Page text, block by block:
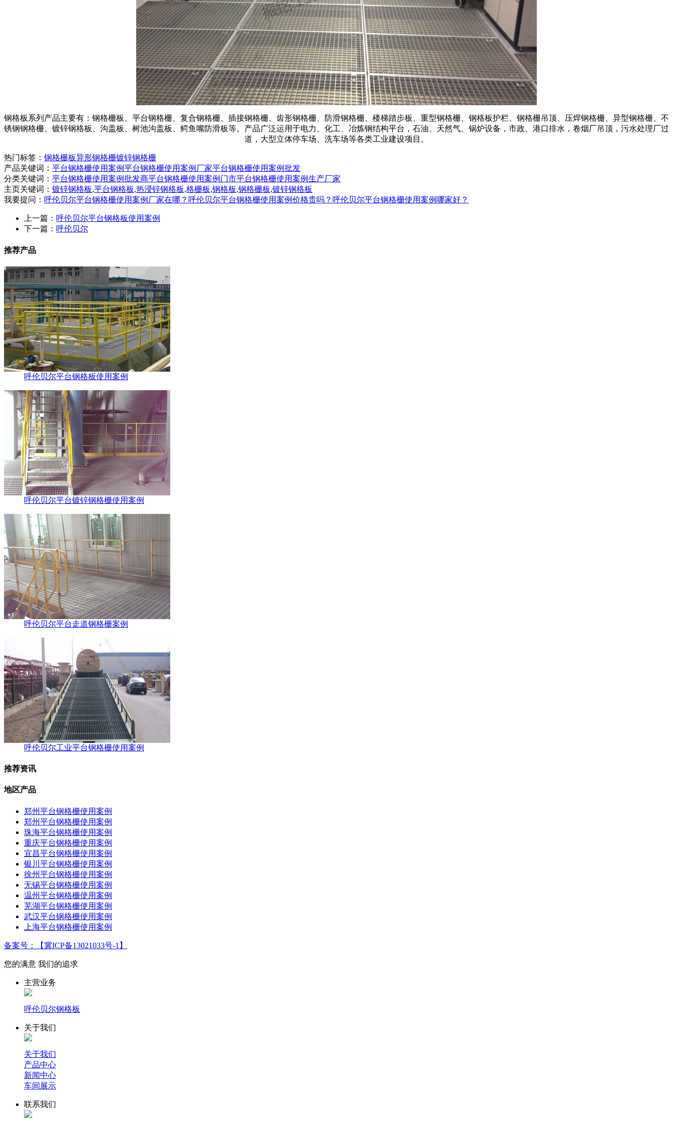
钢格板系列产品主要有：钢格栅板、平台钢格栅、复合钢格栅、插接钢格栅、齿形钢格栅、防滑钢格栅、楼梯踏步板、重型钢格栅、钢格板护栏、钢格栅吊顶、压焊钢格栅、异型钢格栅、不
锈钢钢格栅、镀锌钢格板、沟盖板、树池沟盖板、鳄鱼嘴防滑板等。产品广泛运用于电力、化工、冶炼钢结构平台，石油、天然气、锅炉设备，市政、港口排水，卷烟厂吊顶，污水处理厂过
道，大型立体停车场、洗车场等各类工业建设项目。
热门标签： 钢格栅板异形钢格栅镀锌钢格栅
产品关键词： 平台钢格栅使用案例平台钢格栅使用案例厂家平台钢格栅使用案例批发
分类关键词： 平台钢格栅使用案例批发商平台钢格栅使用案例门市平台钢格栅使用案例生产厂家
主页关键词： 镀锌钢格板,平台钢格板,热浸锌钢格板,格栅板,钢格板,钢格栅板,镀锌钢格板
我要提问： 呼伦贝尔平台钢格栅使用案例厂家在哪？ 呼伦贝尔平台钢格栅使用案例价格贵吗？ 呼伦贝尔平台钢格栅使用案例哪家好？
上一篇： 呼伦贝尔平台钢格板使用案例
下一篇： 呼伦贝尔
推荐产品
呼伦贝尔平台钢格板使用案例
呼伦贝尔平台镀锌钢格栅使用案例
呼伦贝尔平台走道钢格栅案例
呼伦贝尔工业平台钢格栅使用案例
推荐资讯
地区产品
郑州平台钢格栅使用案例
郑州平台钢格栅使用案例
珠海平台钢格栅使用案例
重庆平台钢格栅使用案例
宜昌平台钢格栅使用案例
银川平台钢格栅使用案例
徐州平台钢格栅使用案例
无锡平台钢格栅使用案例
温州平台钢格栅使用案例
芜湖平台钢格栅使用案例
武汉平台钢格栅使用案例
上海平台钢格栅使用案例
备案号：【冀ICP备13021033号-1】
您的满意 我们的追求
主营业务
呼伦贝尔钢格板
关于我们
关于我们
产品中心
新闻中心
车间展示
联系我们